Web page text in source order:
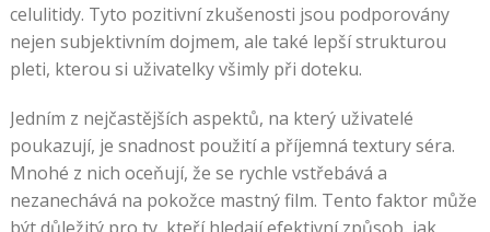
celulitidy. Tyto pozitivní zkušenosti jsou podporovány
nejen subjektivním dojmem, ale také lepší strukturou
pleti, kterou si uživatelky všimly při doteku.
Jedním z nejčastějších aspektů, na který uživatelé
poukazují, je snadnost použití a příjemná textury séra.
Mnohé z nich oceňují, že se rychle vstřebává a
nezanechává na pokožce mastný film. Tento faktor může